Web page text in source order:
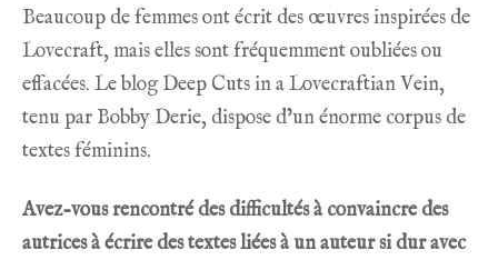
Beaucoup de femmes ont écrit des œuvres inspirées de
Lovecraft, mais elles sont fréquemment oubliées ou
effacées. Le blogDeep Cuts in a Lovecraftian Vein,
tenu par Bobby Derie, dispose d’un énorme corpus de
textes féminins.
Avez-vous rencontré des difficultés à convaincre des
autrices à écrire des textes liées à un auteur si dur avec